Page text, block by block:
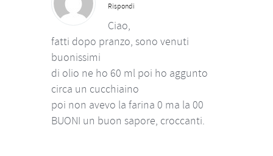
Rispondi
Ciao,
fatti dopo pranzo, sono venuti
buonissimi
di olio ne ho 60 ml poi ho aggunto
circa un cucchiaino
poi non avevo la farina 0 ma la 00
BUONI un buon sapore, croccanti.